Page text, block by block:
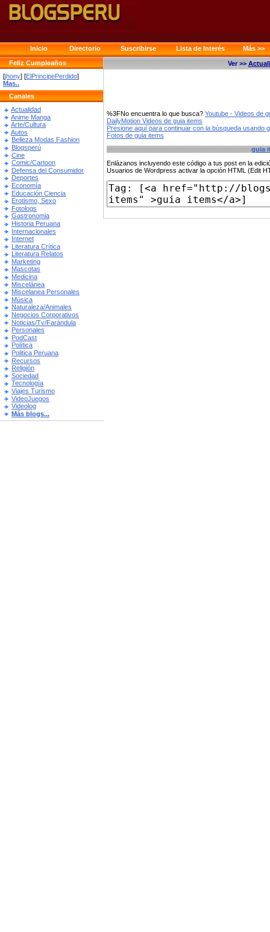
Inicio Directorio Suscribirse Lista de Interés
Más >>
Feliz Cumpleaños
[jhony] [ElPrincipePerdido]
Mas..
Canales
Actualidad
Anime Manga
Arte/Cultura
Autos
Belleza Modas Fashion
Blogsperú
Cine
Comic/Cartoon
Defensa del Consumidor
Deportes
Economía
Educación Ciencia
Erotismo, Sexo
Fotologs
Gastronomia
Historia Peruana
Internacionales
Internet
Literatura Crítica
Literatura Relatos
Marketing
Mascotas
Medicina
Miscelánea
Miscelanea Personales
Música
Naturaleza/Animales
Negocios Corporativos
Noticias/Tv/Farándula
Personales
PodCast
Política
Politica Peruana
Recursos
Religión
Sociedad
Tecnología
Viajes Turismo
VideoJuegos
Videolog
Más blogs...
Ver >>
%3FNo encuentra lo que busca? Youtube - Videos de
DailyMotion Videos de guia items
Presione aquí para continuar con la búsqueda usando
Fotos de guia items
guia
Enlázanos incluyendo este código a tus post en la
Usuarios de Wordpress activar la opción HTML (Edit